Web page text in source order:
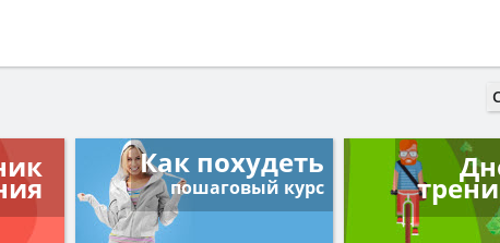
Как похудеть
пошаговый курс